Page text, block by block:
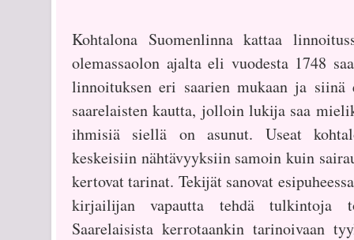
Kohtalona Suomenlinna kattaa
olemassaolon ajalta eli vuodesta 1748
linnoituksen eri saarien mukaan ja siinä
saarelaisten kautta, jolloin lukija saa
ihmisiä siellä on asunut. Useat
keskeisiin nähtävyyksiin samoin kuin
kertovat tarinat. Tekijät sanovat
kirjailijan vapautta tehdä tulkintoja
Saarelaisista kerrotaankin tarinoivaan